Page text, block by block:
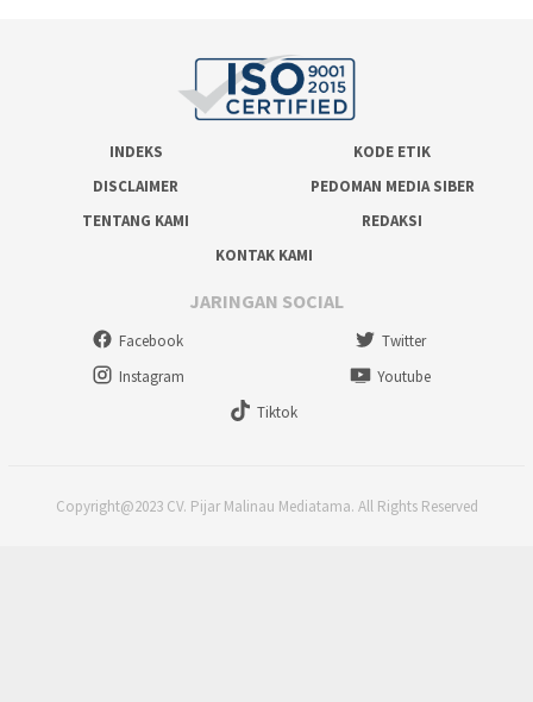
INDEKS
KODE ETIK
DISCLAIMER
PEDOMAN MEDIA SIBER
TENTANG KAMI
REDAKSI
KONTAK KAMI
JARINGAN SOCIAL
Facebook
Twitter
Instagram
Youtube
Tiktok
Copyright@2023 CV. Pijar Malinau Mediatama. All Rights Reserved